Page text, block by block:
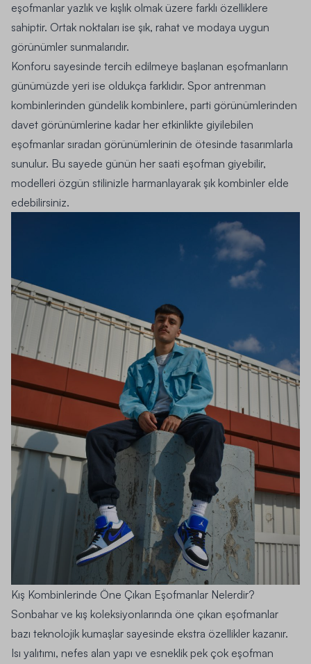
eşofmanlar yazlık ve kışlık olmak üzere farklı özelliklere
sahiptir. Ortak noktaları ise şık, rahat ve modaya uygun
görünümler sunmalarıdır.
Konforu sayesinde tercih edilmeye başlanan eşofmanların
günümüzde yeri ise oldukça farklıdır. Spor antrenman
kombinlerinden gündelik kombinlere, parti görünümlerinden
davet görünümlerine kadar her etkinlikte giyilebilen
eşofmanlar sıradan görünümlerinin de ötesinde tasarımlarla
sunulur. Bu sayede günün her saati eşofman giyebilir,
modelleri özgün stilinizle harmanlayarak şık kombinler elde
edebilirsiniz.
Kış Kombinlerinde Öne Çıkan Eşofmanlar Nelerdir?
Sonbahar ve kış koleksiyonlarında öne çıkan eşofmanlar
bazı teknolojik kumaşlar sayesinde ekstra özellikler kazanır.
Isı yalıtımı, nefes alan yapı ve esneklik pek çok eşofman